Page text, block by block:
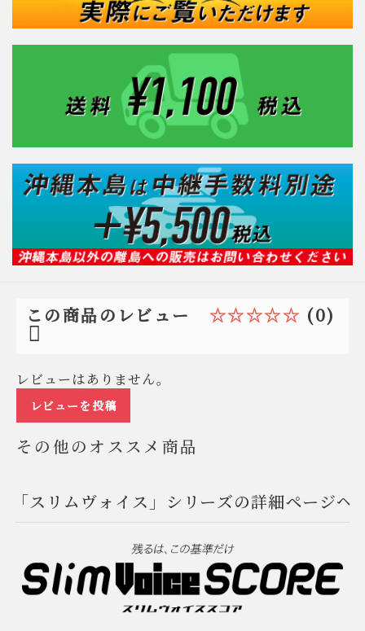
この商品のレビュー ☆☆☆☆☆ (0)
レビューはありません。
レビューを投稿
その他のオススメ商品
「スリムヴォイス」シリーズの詳細ページへ